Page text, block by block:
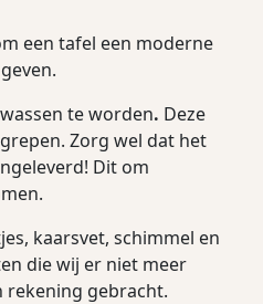
een tafel een moderne
te worden. Deze
Zorg wel dat het
Dit om
kaarsvet, schimmel en
die wij er niet meer
gebracht.